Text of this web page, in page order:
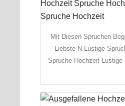
Mit Diesen Spruchen
Liebste N Lustige
Spruche Hochzeit